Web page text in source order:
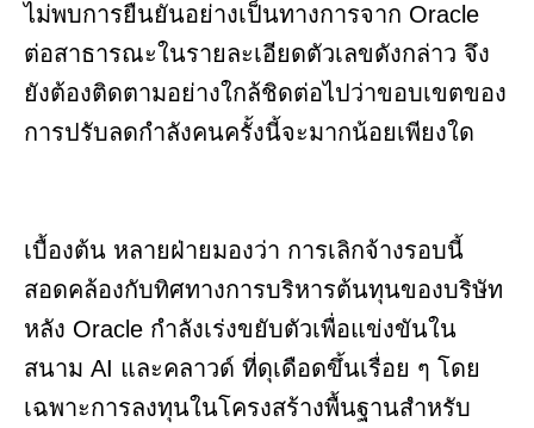
ไม่พบการยืนยันอย่างเป็นทางการจาก Oracle
ต่อสาธารณะในรายละเอียดตัวเลขดังกล่าว จึง
ยังต้องติดตามอย่างใกล้ชิดต่อไปว่าขอบเขตของ
การปรับลดกำลังคนครั้งนี้จะมากน้อยเพียงใด
เบื้องต้น หลายฝ่ายมองว่า การเลิกจ้างรอบนี้
สอดคล้องกับทิศทางการบริหารต้นทุนของบริษัท
หลัง Oracle กำลังเร่งขยับตัวเพื่อแข่งขันใน
สนาม AI และคลาวด์ ที่ดุเดือดขึ้นเรื่อย ๆ โดย
เฉพาะการลงทุนในโครงสร้างพื้นฐานสำหรับ